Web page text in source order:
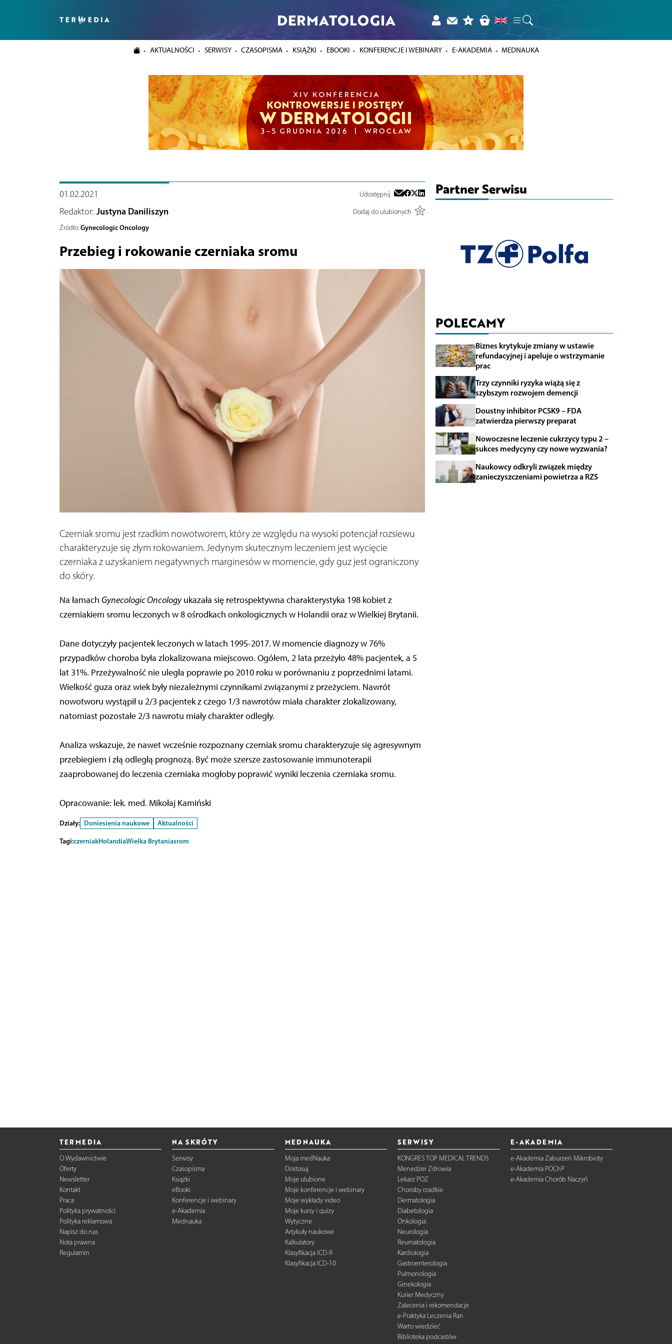
DERMATOLOGIA
AKTUALNOŚCI SERWISY CZASOPISMA KSIĄŻKI EBOOKI KONFERENCJE I WEBINARY E-AKADEMIA MEDNAUKA
01.02.2021 Udostępnij
Redaktor: Justyna Daniliszyn
Dodaj do ulubionych
Źródło: Gynecologic Oncology
Przebieg i rokowanie czerniaka sromu
Czerniak sromu jest rzadkim nowotworem, który ze względu na wysoki potencjał rozsiewu
charakteryzuje się złym rokowaniem. Jedynym skutecznym leczeniem jest wycięcie
czerniaka z uzyskaniem negatywnych marginesów w momencie, gdy guz jest ograniczony
do skóry.
Na łamach Gynecologic Oncologyukazała się retrospektywna charakterystyka 198 kobiet z
czerniakiem sromu leczonych w 8 ośrodkach onkologicznych w Holandii oraz w Wielkiej Brytanii.
Dane dotyczyły pacjentek leczonych w latach 1995-2017. W momencie diagnozy w 76%
przypadków choroba była zlokalizowana miejscowo. Ogółem, 2 lata przeżyło 48% pacjentek, a 5
lat 31%. Przeżywalność nie uległa poprawie po 2010 roku w porównaniu z poprzednimi latami.
Wielkość guza oraz wiek były niezależnymi czynnikami związanymi z przeżyciem. Nawrót
nowotworu wystąpił u 2/3 pacjentek z czego 1/3 nawrotów miała charakter zlokalizowany,
natomiast pozostałe 2/3 nawrotu miały charakter odległy.
Analiza wskazuje, że nawet wcześnie rozpoznany czerniak sromu charakteryzuje się agresywnym
przebiegiem i złą odległą prognozą. Być może szersze zastosowanie immunoterapii
zaaprobowanej do leczenia czerniaka mogłoby poprawić wyniki leczenia czerniaka sromu.
Opracowanie: lek. med. Mikołaj Kamiński
Działy: Doniesienia naukowe
Aktualności
Tagi:czerniakHolandiaWielka Brytaniasrom
Partner Serwisu
POLECAMY
Biznes krytykuje zmiany w ustawie
refundacyjnej i apeluje o wstrzymanie
prac
Trzy czynniki ryzyka wiążą się z
szybszym rozwojem demencji
Doustny inhibitor PCSK9 – FDA
zatwierdza pierwszy preparat
Nowoczesne leczenie cukrzycy typu 2 –
sukces medycyny czy nowe wyzwania?
Naukowcy odkryli związek między
zanieczyszczeniami powietrza a RZS
TERMEDIA
O Wydawnictwie
Oferty
Newsletter
Kontakt
Praca
Polityka prywatności
Polityka reklamowa
Napisz do nas
Nota prawna
Regulamin
NA SKRÓTY
Serwisy
Czasopisma
Książki
eBooki
Konferencje i webinary
e-Akademia
Mednauka
MEDNAUKA
Moja medNauka
Dostosuj
Moje ulubione
Moje konferencje i webinary
Moje wykłady video
Moje kursy i quizy
Wytyczne
Artykuły naukowe
Kalkulatory
Klasyfikacja ICD-9
Klasyfikacja ICD-10
SERWISY
KONGRES TOP MEDICAL TRENDS
Menedżer Zdrowia
Lekarz POZ
Choroby rzadkie
Dermatologia
Diabetologia
Onkologia
Neurologia
Reumatologia
Kardiologia
Gastroenterologia
Pulmonologia
Ginekologia
Kurier Medyczny
Zalecenia i rekomendacje
e-Praktyka Leczenia Ran
Warto wiedzieć
Biblioteka podcastów
E-AKADEMIA
e-Akademia Zaburzeń Mikrobioty
e-Akademia POChP
e-Akademia Chorób Naczyń